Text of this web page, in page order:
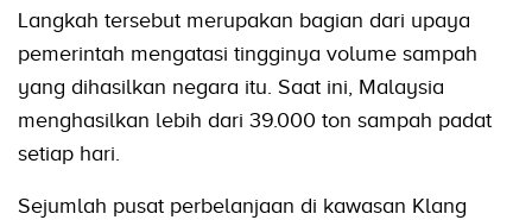
Langkah tersebut merupakan bagian dari upaya
pemerintah mengatasi tingginya volume sampah
yang dihasilkan negara itu. Saat ini, Malaysia
menghasilkan lebih dari 39.000 ton sampah padat
setiap hari.
Sejumlah pusat perbelanjaan di kawasan Klang